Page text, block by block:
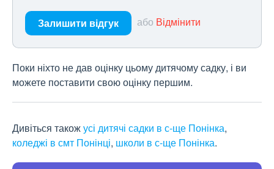
Залишити відгук або Відмінити
Поки ніхто не дав оцінку цьому дитячому садку, і ви
можете поставити свою оцінку першим.
Дивіться такожусі дитячі садки в с-ще Понінка,
коледжі в смт Понінці, школи в с-ще Понінка.